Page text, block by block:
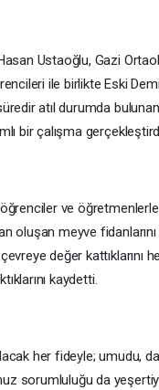
Ustaoğlu, Gazi
ile birlikte Eski
atıl durumda
bir çalışma
ve
oluşan meyve
değer kattıklarını
kaydetti.
her fideyle; umudu,
sorumluluğu da